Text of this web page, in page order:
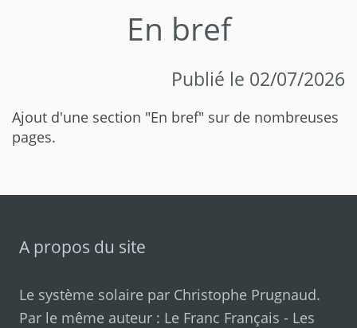
En bref
Publié le 02/07/2026
Ajout d'une section "En bref" sur de nombreuses
pages.
A propos du site
Le système solaire par Christophe Prugnaud.
Par le même auteur : Le Franc Français - Les